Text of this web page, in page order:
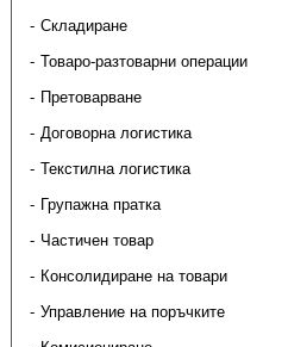
Складиране
Товаро-разтоварни операции
Претоварване
Договорна логистика
Текстилна логистика
Групажна пратка
Частичен товар
Консолидиране на товари
Управление на поръчките